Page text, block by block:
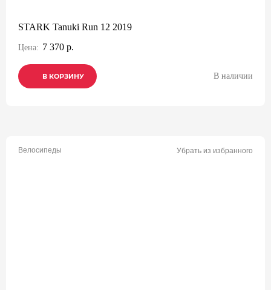
STARK Tanuki Run 12 2019
Цена: 7 370 р.
В КОРЗИНУ
В КОРЗИНУ
В КОРЗИНУ В наличии
Велосипеды Убрать из избранного